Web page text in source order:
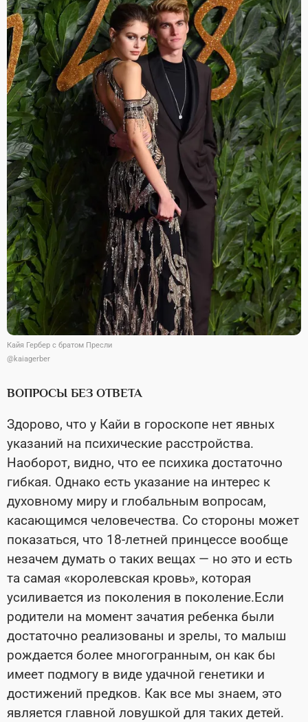
Кайя Гербер с братом Пресли
@kaiagerber
ВОПРОСЫ БЕЗ ОТВЕТА
Здорово, что у Кайи в гороскопе нет явных
указаний на психические расстройства.
Наоборот, видно, что ее психика достаточно
гибкая. Однако есть указание на интерес к
духовному миру и глобальным вопросам,
касающимся человечества. Со стороны может
показаться, что 18-летней принцессе вообще
незачем думать о таких вещах — но это и есть
та самая «королевская кровь», которая
усиливается из поколения в поколение.Если
родители на момент зачатия ребенка были
достаточно реализованы и зрелы, то малыш
рождается более многогранным, он как бы
имеет подмогу в виде удачной генетики и
достижений предков. Как все мы знаем, это
является главной ловушкой для таких детей.